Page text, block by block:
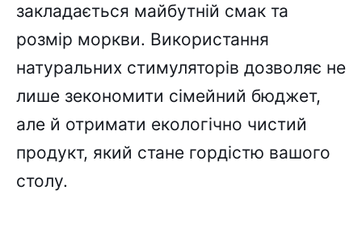
закладається майбутній смак та
розмір моркви. Використання
натуральних стимуляторів дозволяє не
лише зекономити сімейний бюджет,
але й отримати екологічно чистий
продукт, який стане гордістю вашого
столу.